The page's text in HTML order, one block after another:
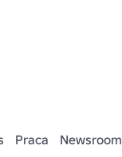
Praca Newsroom